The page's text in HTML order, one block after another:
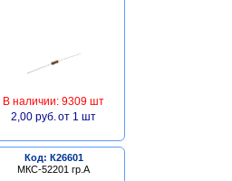
В наличии: 9309 шт
2,00 руб. от 1 шт
Код: К26601
МКС-52201 гр.А